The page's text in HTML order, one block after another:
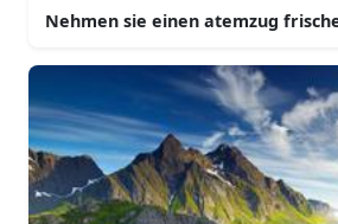
Nehmen sie einen atemzug